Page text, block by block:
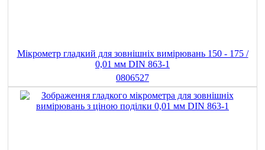
Мікрометр гладкий для зовнішніх вимірювань 150 - 175 /
0,01 мм DIN 863-1
0806527